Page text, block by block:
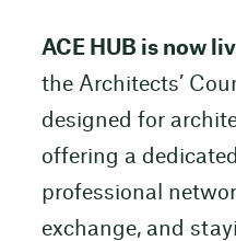
ACE HUB is now
the Architects’
designed for
offering a
professional
exchange, and